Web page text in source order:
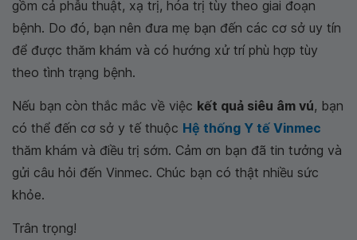
gồm cả phẫu thuật, xạ trị, hóa trị tùy theo giai đoạn
bệnh. Do đó, bạn nên đưa mẹ bạn đến các cơ sở uy tín
để được thăm khám và có hướng xử trí phù hợp tùy
theo tình trạng bệnh.
Nếu bạn còn thắc mắc về việc kết quả siêu âm vú, bạn
có thể đến cơ sở y tế thuộc Hệ thống Y tế Vinmec
thăm khám và điều trị sớm. Cảm ơn bạn đã tin tưởng và
gửi câu hỏi đến Vinmec. Chúc bạn có thật nhiều sức
khỏe.
Trân trọng!